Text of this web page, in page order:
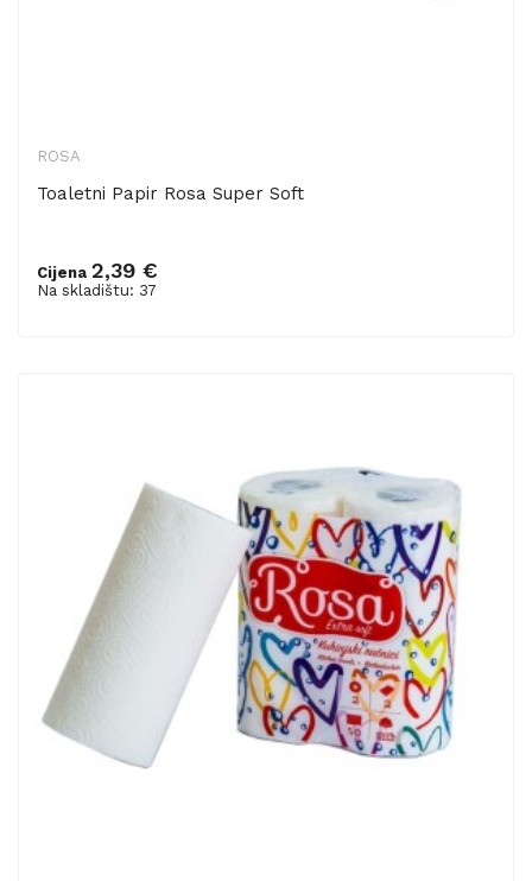
ROSA
Toaletni Papir Rosa Super Soft
Cijena 2,39 €
Na skladištu: 37
Dodaj u košaricu